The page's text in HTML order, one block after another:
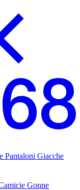
Pantaloni Giacche
Gonne